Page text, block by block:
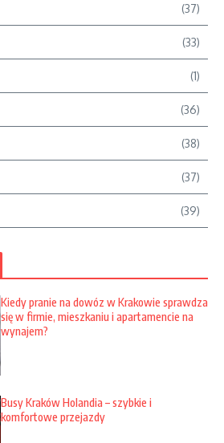
(37)
(33)
(1)
(36)
(38)
(37)
(39)
Kiedy pranie na dowóz w Krakowie sprawdza
się w firmie, mieszkaniu i apartamencie na
wynajem?
Busy Kraków Holandia – szybkie i
komfortowe przejazdy